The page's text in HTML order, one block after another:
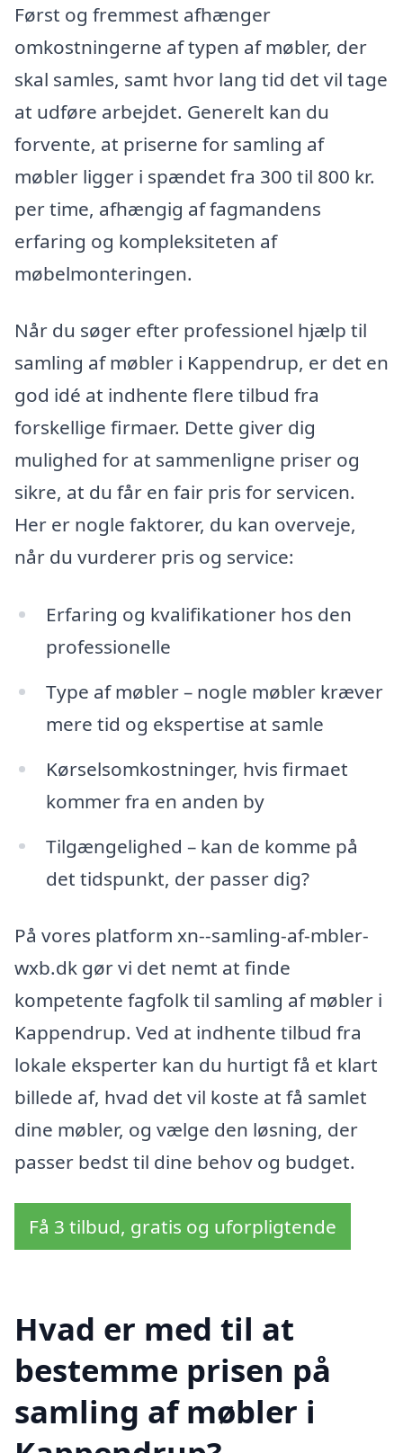
Først og fremmest afhænger
omkostningerne af typen af møbler, der
skal samles, samt hvor lang tid det vil tage
at udføre arbejdet. Generelt kan du
forvente, at priserne for samling af
møbler ligger i spændet fra 300 til 800 kr.
per time, afhængig af fagmandens
erfaring og kompleksiteten af
møbelmonteringen.
Når du søger efter professionel hjælp til
samling af møbler i Kappendrup, er det en
god idé at indhente flere tilbud fra
forskellige firmaer. Dette giver dig
mulighed for at sammenligne priser og
sikre, at du får en fair pris for servicen.
Her er nogle faktorer, du kan overveje,
når du vurderer pris og service:
Erfaring og kvalifikationer hos den
professionelle
Type af møbler – nogle møbler kræver
mere tid og ekspertise at samle
Kørselsomkostninger, hvis firmaet
kommer fra en anden by
Tilgængelighed – kan de komme på
det tidspunkt, der passer dig?
På vores platform xn--samling-af-mbler-
wxb.dk gør vi det nemt at finde
kompetente fagfolk til samling af møbler i
Kappendrup. Ved at indhente tilbud fra
lokale eksperter kan du hurtigt få et klart
billede af, hvad det vil koste at få samlet
dine møbler, og vælge den løsning, der
passer bedst til dine behov og budget.
Få 3 tilbud, gratis og uforpligtende
Hvad er med til at
bestemme prisen på
samling af møbler i